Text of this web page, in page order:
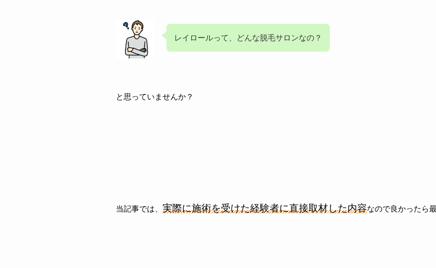
レイロールって、どんな脱毛サロンなの？
と思っていませんか？
当記事では、 実際に施術を受けた経験者に直接取材した内容なので良かったら